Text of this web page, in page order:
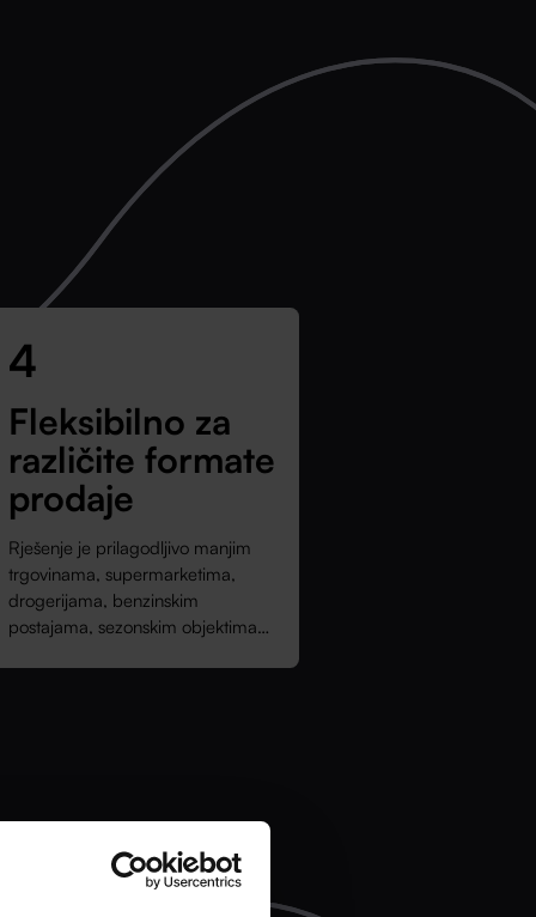
4
Fleksibilno za
različite formate
prodaje
Rješenje je prilagodljivo manjim
trgovinama, supermarketima,
drogerijama, benzinskim
postajama, sezonskim objektima…